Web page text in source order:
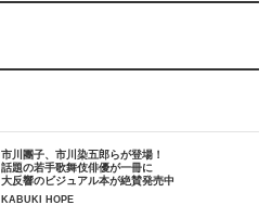
市川團子、市川染五郎らが登場！
話題の若手歌舞伎俳優が一冊に
大反響のビジュアル本が絶賛発売中
KABUKI HOPE